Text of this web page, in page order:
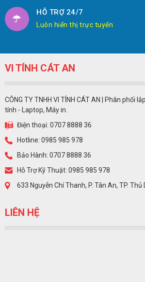
HỖ TRỢ 24/7
Luôn hiển thị trực tuyến
VI TÍNH CÁT AN
CÔNG TY TNHH VI TÍNH CÁT AN | Phân phối
tính - Laptop, Máy in.
Điện thoại: 0707 8888 36
Hotline: 0985 985 978
Bảo Hành: 0707 8888 36
Hỗ Trợ Kỹ Thuật: 0985 985 978
633 Nguyễn Chí Thanh, P. Tân An, TP. Thủ
LIÊN HỆ